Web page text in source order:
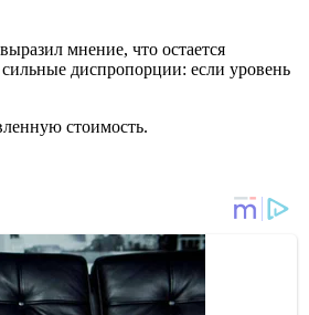
мнение, что остается
диспропорции: если уровень
стоимость.